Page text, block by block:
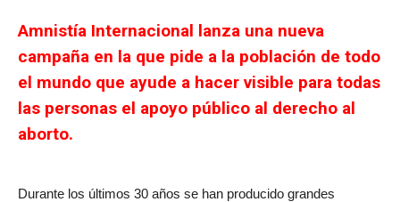
Amnistía Internacional lanza una nueva
campaña en la que pide a la población de todo
el mundo que ayude a hacer visible para todas
las personas el apoyo público al derecho al
aborto.
Durante los últimos 30 años se han producido grandes